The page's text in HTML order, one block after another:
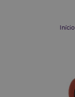
Início